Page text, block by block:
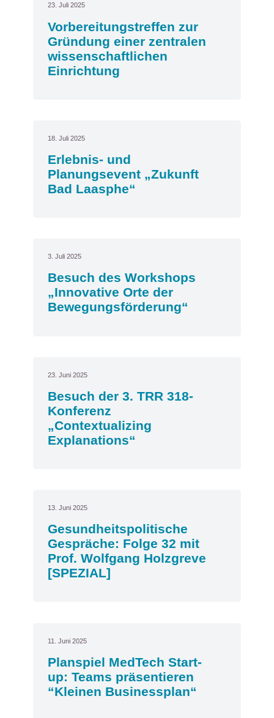
23. Juli 2025
Vorbereitungstreffen zur
Gründung einer zentralen
wissenschaftlichen
Einrichtung
18. Juli 2025
Erlebnis- und
Planungsevent „Zukunft
Bad Laasphe“
3. Juli 2025
Besuch des Workshops
„Innovative Orte der
Bewegungsförderung“
23. Juni 2025
Besuch der 3. TRR 318-
Konferenz
„Contextualizing
Explanations“
13. Juni 2025
Gesundheitspolitische
Gespräche: Folge 32 mit
Prof. Wolfgang Holzgreve
[SPEZIAL]
11. Juni 2025
Planspiel MedTech Start-
up: Teams präsentieren
“Kleinen Businessplan“